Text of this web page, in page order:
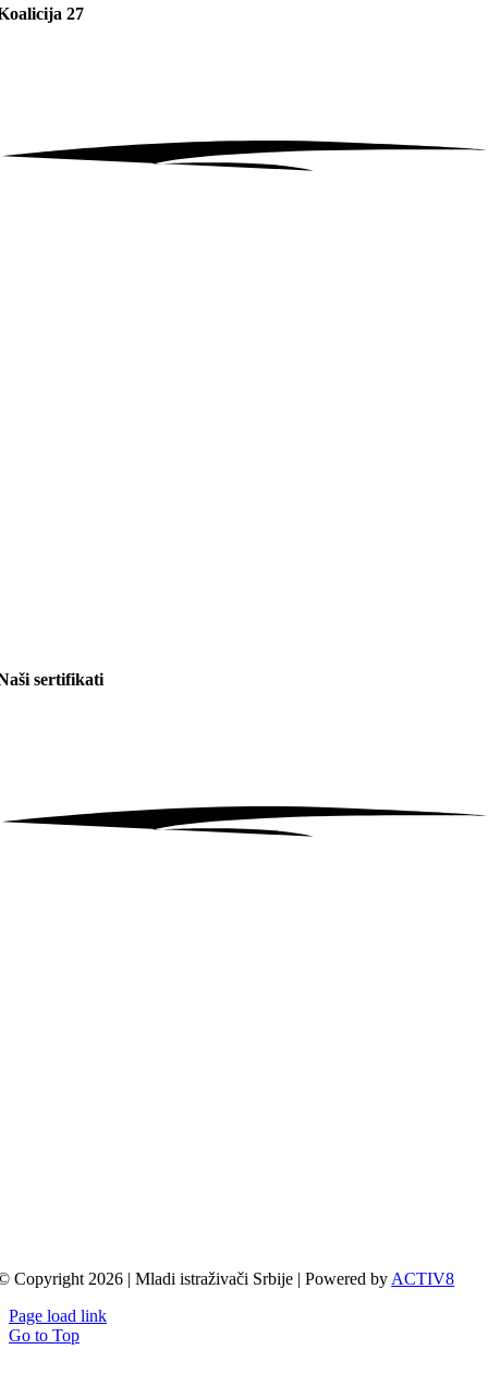
27
sertifikati
Copyright 2026 | Mladi istraživači Srbije | Powered by ACTIV8
Page load link
Go to Top